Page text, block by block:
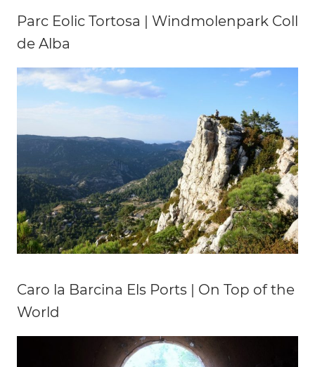
Parc Eolic Tortosa | Windmolenpark Coll
de Alba
Caro la Barcina Els Ports | On Top of the
World